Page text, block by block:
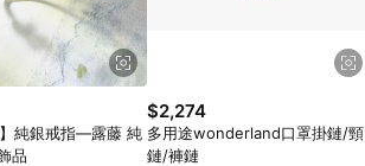
】純銀戒指—露藤 純
品
$2,274
多用途wonderland口罩掛鏈/頸
鏈/褲鏈